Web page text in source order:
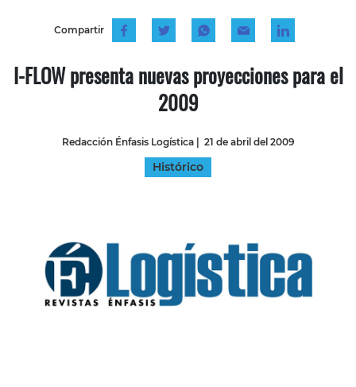
Compartir
I-FLOW presenta nuevas proyecciones para el
2009
Redacción Énfasis Logística| 21 de abril del 2009
Histórico